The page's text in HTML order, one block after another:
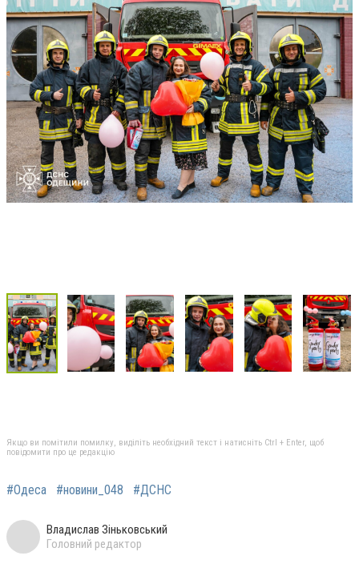
Якщо ви помітили помилку, виділіть необхідний текст і натисніть Ctrl + Enter, щоб
повідомити про це редакцію
#Одеса #новини_048 #ДСНС
Владислав Зіньковський
Головний редактор